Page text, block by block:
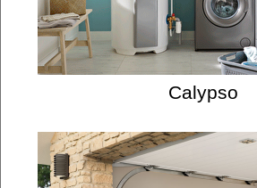
Calypso